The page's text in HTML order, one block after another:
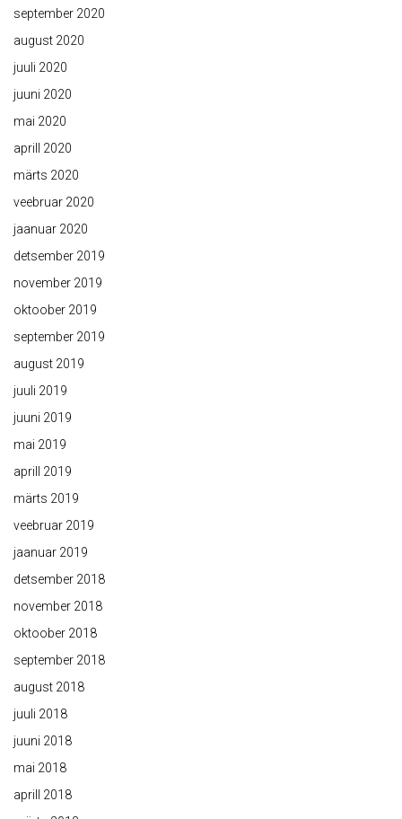
september 2020
august 2020
juuli 2020
juuni 2020
mai 2020
aprill 2020
märts 2020
veebruar 2020
jaanuar 2020
detsember 2019
november 2019
oktoober 2019
september 2019
august 2019
juuli 2019
juuni 2019
mai 2019
aprill 2019
märts 2019
veebruar 2019
jaanuar 2019
detsember 2018
november 2018
oktoober 2018
september 2018
august 2018
juuli 2018
juuni 2018
mai 2018
aprill 2018